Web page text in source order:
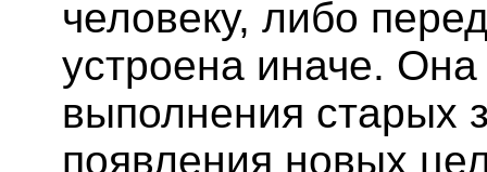
человеку, либо
устроена иначе. Она
выполнения старых
появления новых